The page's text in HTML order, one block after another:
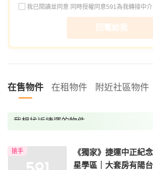
我已閱讀並同意 同時授權同意591為我轉接中介
回電給我
在售物件 在租物件 附近社區物件
我想找近捷運的物件
我想找配備瓦斯爐的物件
搶手
《獨家》捷運中正紀
星學區｜大套房有陽台